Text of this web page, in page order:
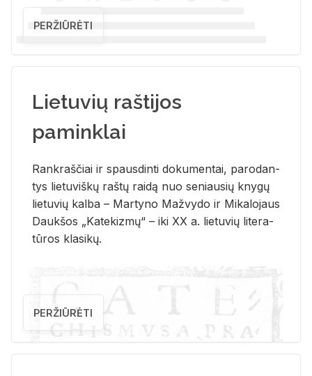
PERŽIŪRĖTI
Lietuvių raštijos
paminklai
Rank­raš­čiai ir spaus­din­ti do­ku­men­tai, pa­ro­dan­
tys lie­tu­viš­kų raš­tų rai­dą nuo se­niau­sių kny­gų
lie­tu­vių kal­ba – Mar­ty­no Ma­žvy­do ir Mi­ka­lo­jaus
Dauk­šos „Ka­te­kiz­mų“ – iki XX a. lie­tu­vių li­te­ra­
tū­ros kla­si­kų.
PERŽIŪRĖTI